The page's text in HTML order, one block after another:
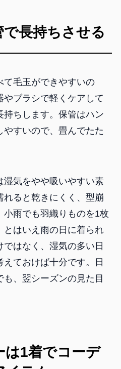
長持ちさせる
て毛玉ができやすいの
ブラシで軽くケアして
持ちします。保管はハン
やすいので、畳んでたた
湿気をやや吸いやすい素
ると乾きにくく、型崩
雨でも羽織りものを1枚
とはいえ雨の日に着られ
はなく、湿気の多い日
ておけば十分です。日
、翌シーズンの見た目
は1着でコーデ